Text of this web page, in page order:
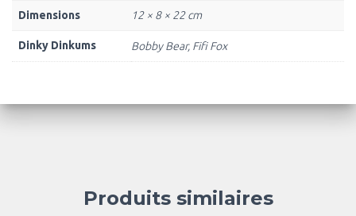
Dimensions 12 × 8 × 22 cm
Dinky Dinkums Bobby Bear, Fifi Fox
Produits similaires